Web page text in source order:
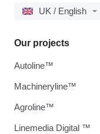
UK / English
Our projects
Autoline™
Machineryline™
Agroline™
Linemedia Digital ™